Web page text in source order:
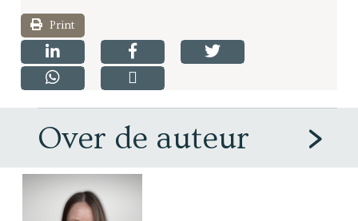
Print
Over de auteur